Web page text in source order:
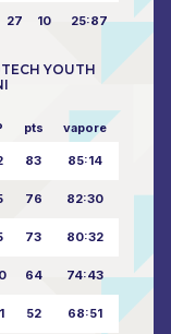
27 10 25:87
YOUTH
pts vapore
83 85:14
76 82:30
73 80:32
64 74:43
52 68:51